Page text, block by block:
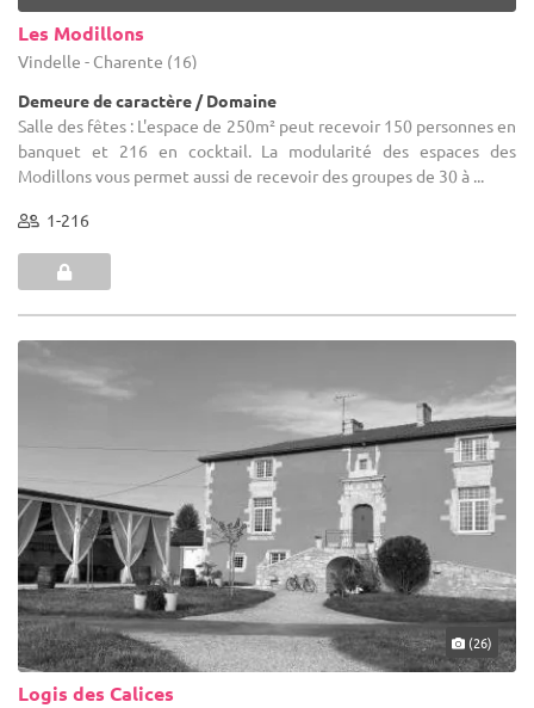
Les Modillons
Vindelle - Charente (16)
Demeure de caractère / Domaine
Salle des fêtes : L'espace de 250m² peut recevoir 150 personnes en
banquet et 216 en cocktail. La modularité des espaces des
Modillons vous permet aussi de recevoir des groupes de 30 à ...
1-216
(26)
Logis des Calices